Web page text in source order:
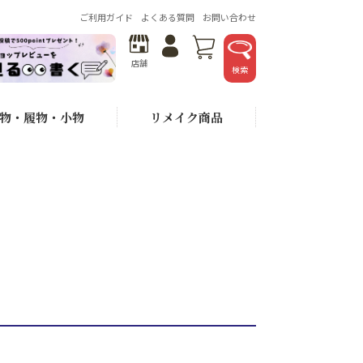
ご利用ガイド よくある質問 お問い合わせ
店舗
検索
・履物・小物 リメイク商品